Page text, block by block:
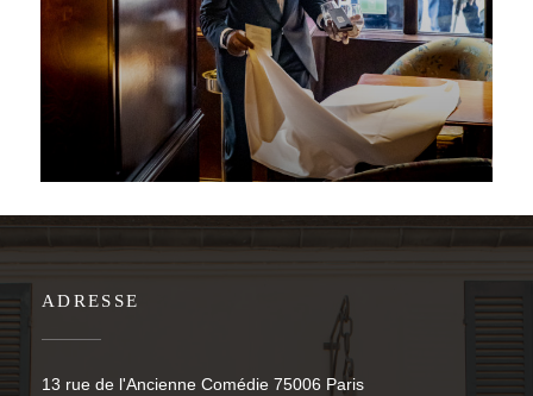
ADRESSE
13 rue de l'Ancienne Comédie 75006 Paris((öffnet ein neues